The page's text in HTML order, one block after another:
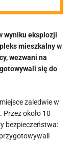
w
wyniku eksplozji
mieszkalny w
wezwani na
się do
zaledwie w
około 10
bezpieczeństwa: